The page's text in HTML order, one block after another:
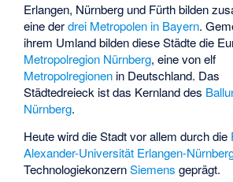
Erlangen, Nürnberg und Fürth bilden
eine derdrei Metropolen in Bayern.
ihrem Umland bilden diese Städte die
Metropolregion Nürnberg, eine von elf
Metropolregionen in Deutschland. Das
Städtedreieck ist das Kernland des
Nürnberg.
Heute wird die Stadt vor allem durch die
Alexander-Universität Erlangen-
TechnologiekonzernSiemens geprägt.